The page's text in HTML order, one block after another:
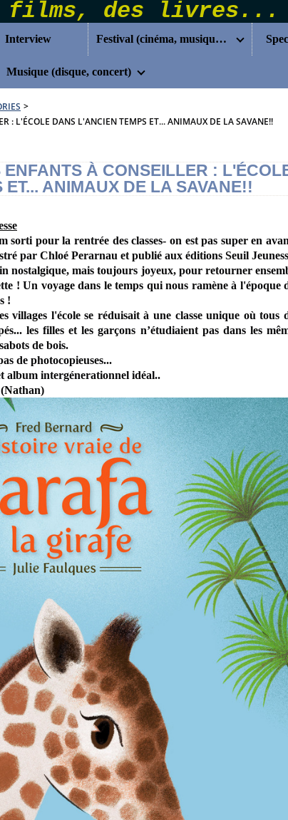
Interview Festival (cinéma, musique...)
Musique (disque, concert)
>
: L'ÉCOLE DANS L'ANCIEN TEMPS ET... ANIMAUX DE LA SAVANE!!
À CONSEILLER :
ANIMAUX DE LA SAVANE!!
sorti pour la rentrée des classes- on est pas super en
par Chloé Perarnau et publié aux éditions Seuil
nostalgique, mais toujours joyeux, pour retourner
! Un voyage dans le temps qui nous ramène à l'époque
!
villages l'école se réduisait à une classe unique où tous
les filles et les garçons n’étudiaient pas dans les
de bois.
de photocopieuses...
album intergénerationnel idéal..